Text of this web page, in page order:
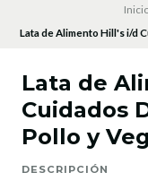
Lata de Alimento Hill's i/d
Lata de
Cuidados
Pollo y
DESCRIPCIÓN